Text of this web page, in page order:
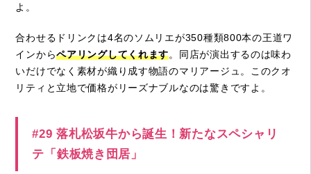
よ。
合わせるドリンクは4名のソムリエが350種類800本の王道ワ
インからペアリングしてくれます。同店が演出するのは味わ
いだけでなく素材が織り成す物語のマリアージュ。このクオ
リティと立地で価格がリーズナブルなのは驚きですよ。
#29 落札松坂牛から誕生！新たなスペシャリ
テ「鉄板焼き団居」